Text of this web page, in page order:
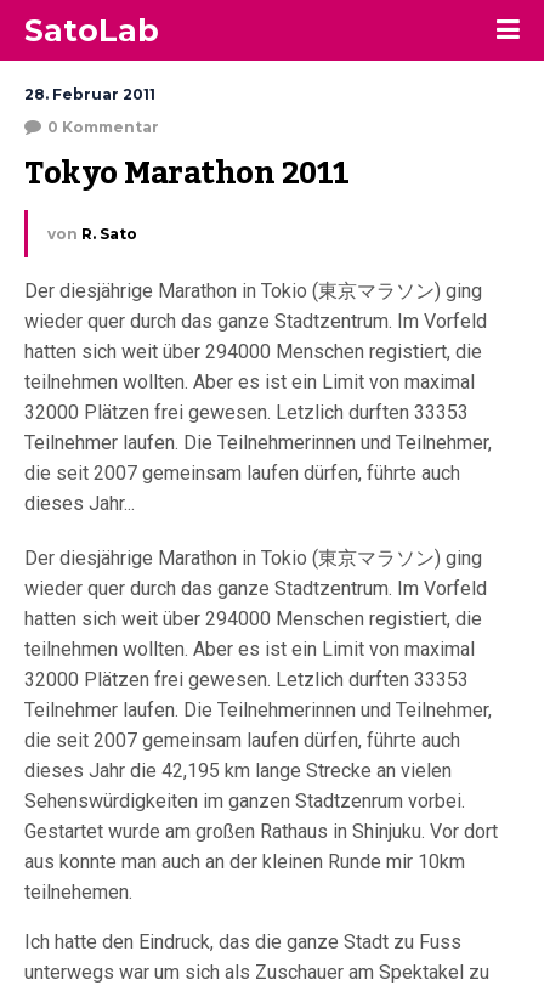
SatoLab
28. Februar 2011
0 Kommentar
Tokyo Marathon 2011
von R. Sato
Der diesjährige Marathon in Tokio (東京マラソン) ging
wieder quer durch das ganze Stadtzentrum. Im Vorfeld
hatten sich weit über 294000 Menschen registiert, die
teilnehmen wollten. Aber es ist ein Limit von maximal
32000 Plätzen frei gewesen. Letzlich durften 33353
Teilnehmer laufen. Die Teilnehmerinnen und Teilnehmer,
die seit 2007 gemeinsam laufen dürfen, führte auch
dieses Jahr...
Der diesjährige Marathon in Tokio (東京マラソン) ging
wieder quer durch das ganze Stadtzentrum. Im Vorfeld
hatten sich weit über 294000 Menschen registiert, die
teilnehmen wollten. Aber es ist ein Limit von maximal
32000 Plätzen frei gewesen. Letzlich durften 33353
Teilnehmer laufen. Die Teilnehmerinnen und Teilnehmer,
die seit 2007 gemeinsam laufen dürfen, führte auch
dieses Jahr die 42,195 km lange Strecke an vielen
Sehenswürdigkeiten im ganzen Stadtzenrum vorbei.
Gestartet wurde am großen Rathaus in Shinjuku. Vor dort
aus konnte man auch an der kleinen Runde mir 10km
teilnehemen.
Ich hatte den Eindruck, das die ganze Stadt zu Fuss
unterwegs war um sich als Zuschauer am Spektakel zu